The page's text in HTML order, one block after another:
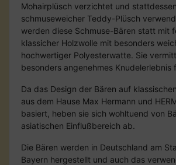
Mohairplüsch verzichtet und
schmuseweicher Teddy-Plüsch
werden diese Schmuse-Bären statt mit
klassicher Holzwolle mit besonders
hochwertiger Polyesterwatte. Sie
besonders angenehmes Knudelerlebnis
Da das Design der Bären auf
aus dem Hause Max Hermann und
basiert, heben sie sich wohltuend von
asiatischen Einflußbereich ab.
Die Bären werden in Deutschland am
Bayern hergestellt und auch das